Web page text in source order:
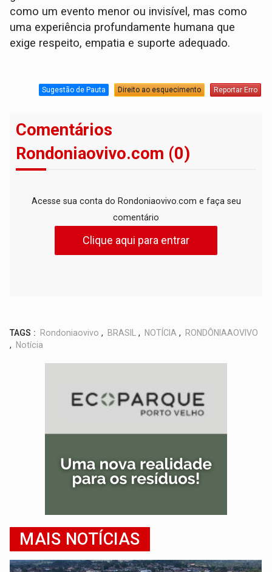
como um evento menor ou invisível, mas como
uma experiência profundamente humana que
exige respeito, empatia e suporte adequado.
Sugestão de Pauta Direito ao esquecimento Reportar Erro
Comentários
Rondoniaovivo.com (0)
Acesse sua conta do Rondoniaovivo.com e faça seu
comentário
Clique aqui para entrar
TAGS : Rondoniaovivo , BRASIL , NOTÍCIA ,
RONDÔNIAAOVIVO
,
Notícia
MAIS NOTÍCIAS